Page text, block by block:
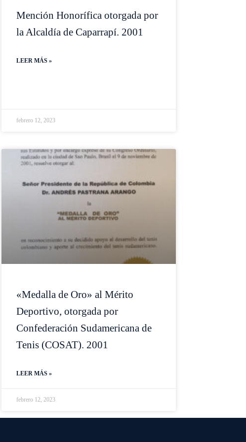
Mención Honorífica otorgada por
la Alcaldía de Caparrapí. 2001
LEER MÁS »
febrero 12, 2023
«Medalla de Oro» al Mérito
Deportivo, otorgada por
Confederación Sudamericana de
Tenis (COSAT). 2001
LEER MÁS »
febrero 12, 2023